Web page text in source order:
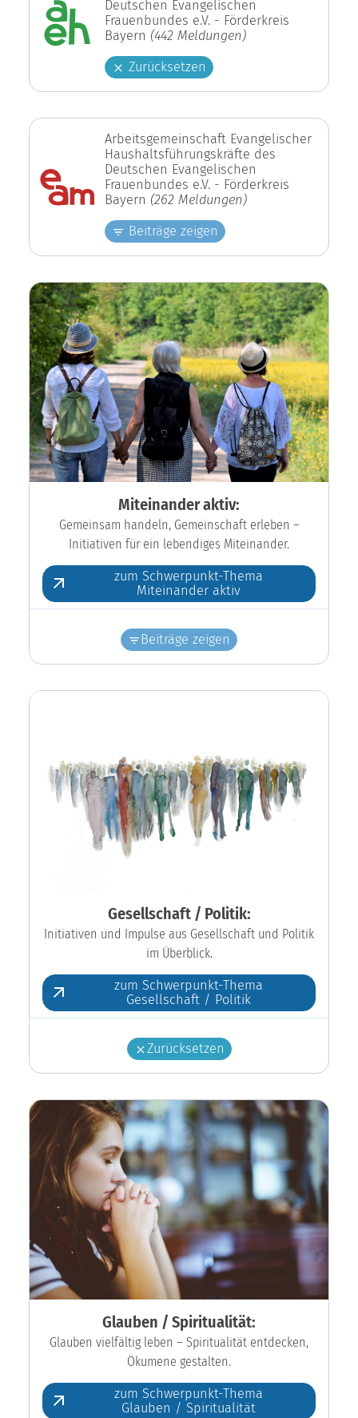
Deutschen Evangelischen
Frauenbundes e.V. - Förderkreis
Bayern (442 Meldungen)
Zurücksetzen
Arbeitsgemeinschaft Evangelischer
Haushaltsführungskräfte des
Deutschen Evangelischen
Frauenbundes e.V. - Förderkreis
Bayern (262 Meldungen)
Beiträge zeigen
Miteinander aktiv:
Gemeinsam handeln, Gemeinschaft erleben –
Initiativen für ein lebendiges Miteinander.
zum Schwerpunkt-Thema
Miteinander aktiv
Beiträge zeigen
Gesellschaft / Politik:
Initiativen und Impulse aus Gesellschaft und Politik
im Überblick.
zum Schwerpunkt-Thema
Gesellschaft / Politik
Zurücksetzen
Glauben / Spiritualität:
Glauben vielfältig leben – Spiritualität entdecken,
Ökumene gestalten.
zum Schwerpunkt-Thema
Glauben / Spiritualität